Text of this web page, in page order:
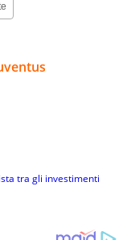
tra gli investimenti